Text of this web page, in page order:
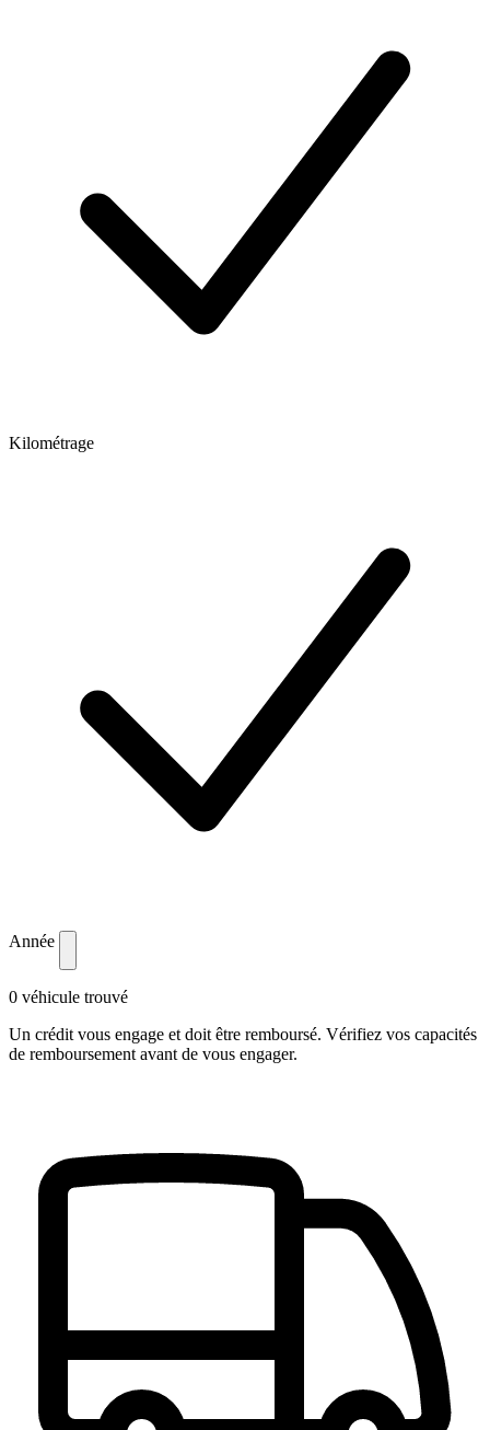
Kilométrage
Année
0 véhicule trouvé
Un crédit vous engage et doit être remboursé. Vérifiez vos capacités
de remboursement avant de vous engager.